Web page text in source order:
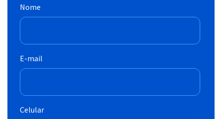
Nome
E-mail
Celular